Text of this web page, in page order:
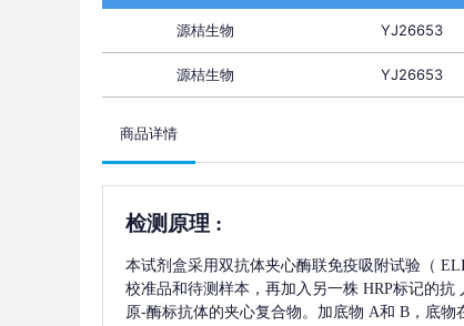
源桔生物 YJ26653
源桔生物 YJ26653
商品详情
检测原理 :
本试剂盒采用双抗体夹心酶联免疫吸附试验（
校准品和待测样本，再加入另一株 HRP标记的抗
原-酶标抗体的夹心复合物。加底物 A和 B，底